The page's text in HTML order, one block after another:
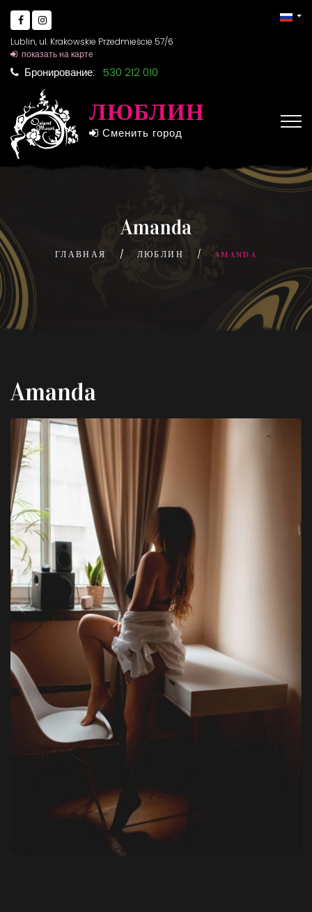
Lublin, ul. Krakowskie Przedmieście 57/6
показать на карте
Бронирование: 530 212 010
ЛЮБЛИН
Сменить город
Amanda
ГЛАВНАЯ ЛЮБЛИН AMANDA
Amanda